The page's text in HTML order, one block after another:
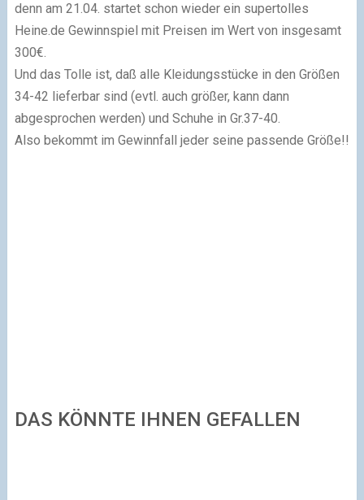
denn am 21.04. startet schon wieder ein supertolles
Heine.de Gewinnspiel mit Preisen im Wert von insgesamt
300€.
Und das Tolle ist, daß alle Kleidungsstücke in den Größen
34-42 lieferbar sind (evtl. auch größer, kann dann
abgesprochen werden) und Schuhe in Gr.37-40.
Also bekommt im Gewinnfall jeder seine passende Größe!!
DAS KÖNNTE IHNEN GEFALLEN